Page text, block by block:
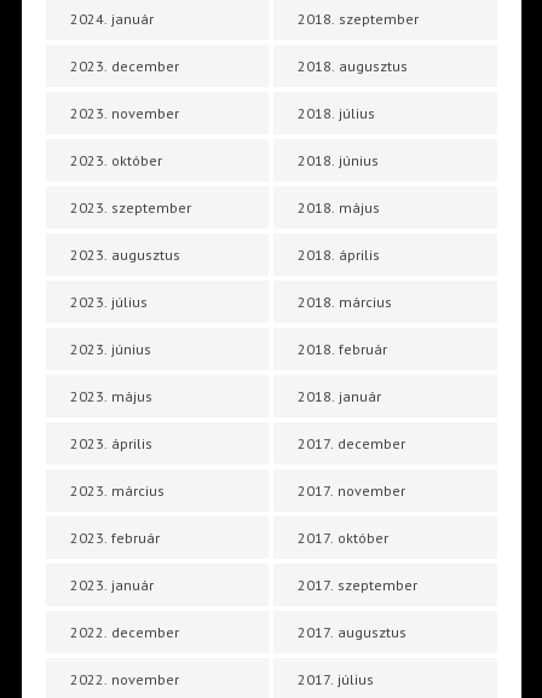
2024. január
2023. december
2023. november
2023. október
2023. szeptember
2023. augusztus
2023. július
2023. június
2023. május
2023. április
2023. március
2023. február
2023. január
2022. december
2022. november
2018. szeptember
2018. augusztus
2018. július
2018. június
2018. május
2018. április
2018. március
2018. február
2018. január
2017. december
2017. november
2017. október
2017. szeptember
2017. augusztus
2017. július